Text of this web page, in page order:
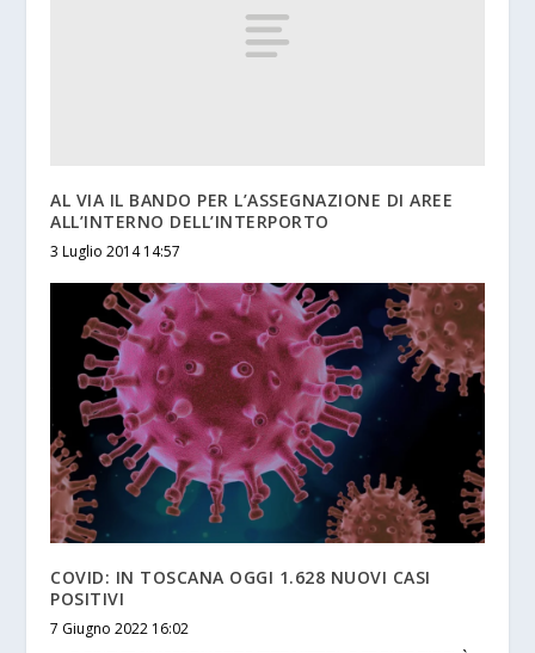
AL VIA IL BANDO PER L’ASSEGNAZIONE DI AREE
ALL’INTERNO DELL’INTERPORTO
3 Luglio 2014 14:57
COVID: IN TOSCANA OGGI 1.628 NUOVI CASI
POSITIVI
7 Giugno 2022 16:02